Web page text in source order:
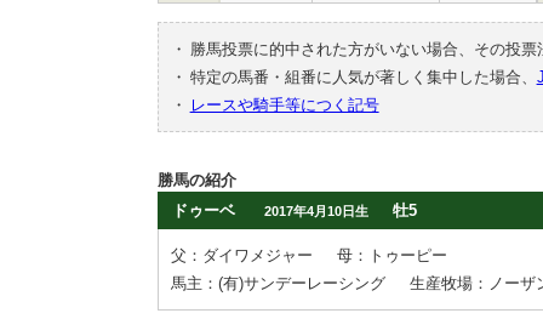
・
勝馬投票に的中された方がいない場合、その投
・ 特定の馬番・組番に人気が著しく集中した場合、
・
レースや騎手等につく記号
勝馬の紹介
ドゥーベ
2017年4月10日生 牡5
父：ダイワメジャー
母：トゥーピー
馬主：(有)サンデーレーシング
生産牧場：ノーザ